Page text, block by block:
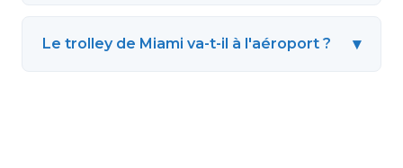
Le trolley de Miami va-t-il à l'aéroport ? ▾